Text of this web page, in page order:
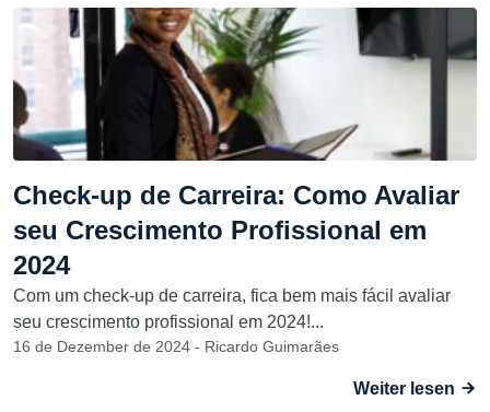
Check-up de Carreira: Como Avaliar
seu Crescimento Profissional em
2024
Com um check-up de carreira, fica bem mais fácil avaliar
seu crescimento profissional em 2024!...
16 de Dezember de 2024 - Ricardo Guimarães
Weiter lesen